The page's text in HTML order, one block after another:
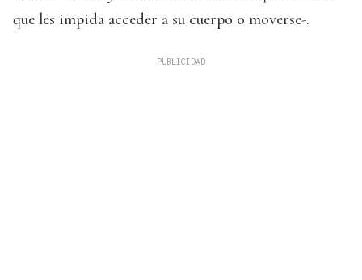
que les impida acceder a su cuerpo o moverse-.